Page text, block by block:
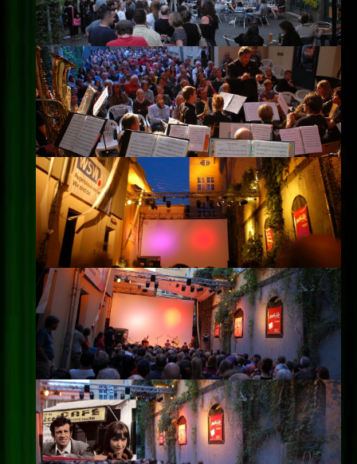
Kinogutschein
Konzept
Archiv
Kontakt
Impressum
Datenschutz